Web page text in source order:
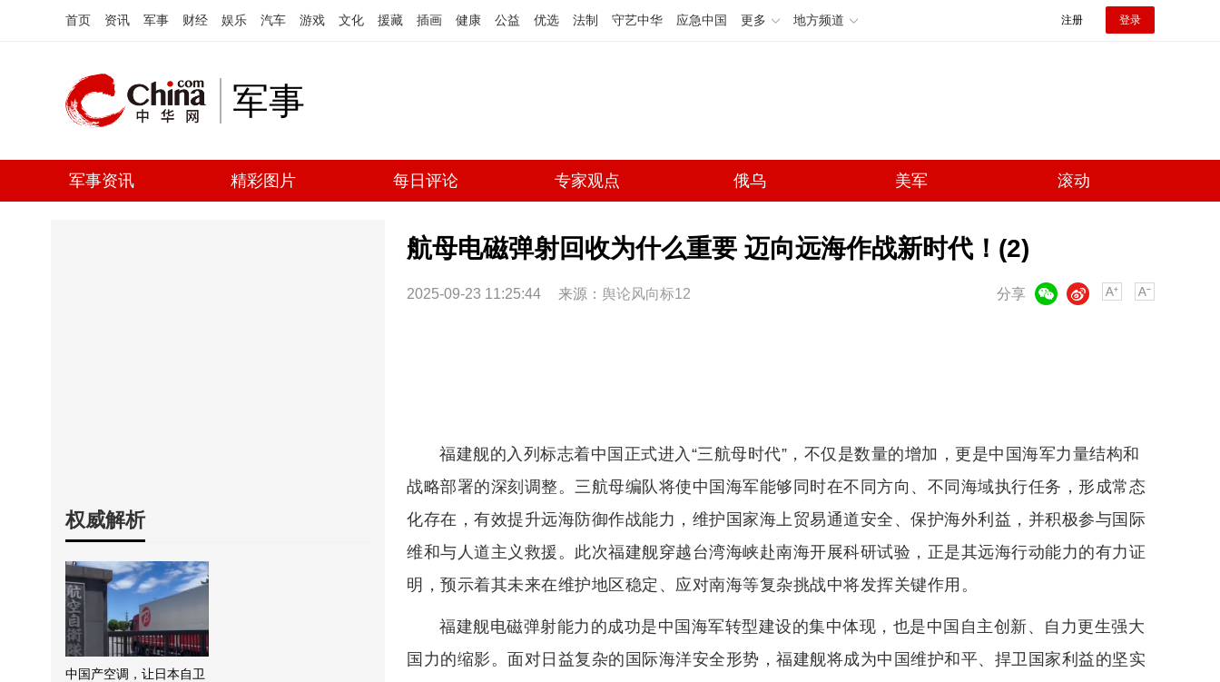
首页 资讯 军事 财经 娱乐 汽车 游戏 文化 援藏 插画 健康 公益 优选 法制 守艺中华 应急中国 更多 地方频道 注册 登录
军事
军事资讯 精彩图片 每日评论 专家观点 俄乌 美军 滚动
权威解析
中国产空调，让日本自卫
航母电磁弹射回收为什么重要 迈向远海作战新时代！(2)
2025-09-23 11:25:44 来源： 舆论风向标12 分享
微博
福建舰的入列标志着中国正式进入“三航母时代”，不仅是数量的增加，更是中国海军力量结构和
战略部署的深刻调整。三航母编队将使中国海军能够同时在不同方向、不同海域执行任务，形成常态
化存在，有效提升远海防御作战能力，维护国家海上贸易通道安全、保护海外利益，并积极参与国际
维和与人道主义救援。此次福建舰穿越台湾海峡赴南海开展科研试验，正是其远海行动能力的有力证
明，预示着其未来在维护地区稳定、应对南海等复杂挑战中将发挥关键作用。
福建舰电磁弹射能力的成功是中国海军转型建设的集中体现，也是中国自主创新、自力更生强大
国力的缩影。面对日益复杂的国际海洋安全形势，福建舰将成为中国维护和平、捍卫国家利益的坚实